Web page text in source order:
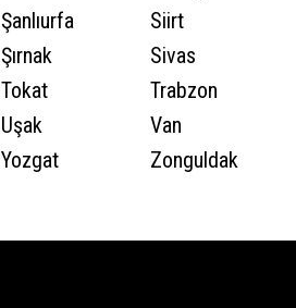
Şanlıurfa
Siirt
Şırnak
Sivas
Tokat
Trabzon
Uşak
Van
Yozgat Zonguldak